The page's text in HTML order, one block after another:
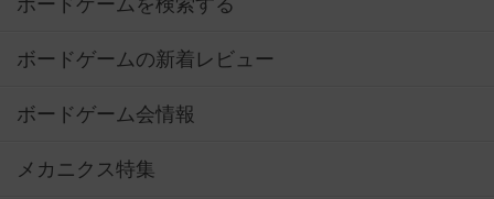
ボードゲームを検索する
ボードゲームの新着レビュー
ボードゲーム会情報
メカニクス特集